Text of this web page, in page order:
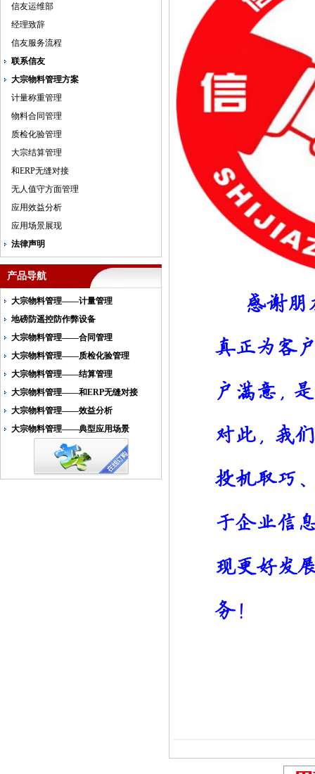
信友运维部
经理致辞
信友服务流程
联系信友
大宗物料管理方案
计量称重管理
物料合同管理
质检化验管理
大宗结算管理
和ERP无缝对接
无人值守方面管理
应用效益分析
应用场景展现
法律声明
产品导航
大宗物料管理——计量管理
地磅防遥控防作弊设备
大宗物料管理——合同管理
大宗物料管理——质检化验管理
大宗物料管理——结算管理
大宗物料管理——和ERP无缝对接
大宗物料管理——效益分析
大宗物料管理——典型应用场景